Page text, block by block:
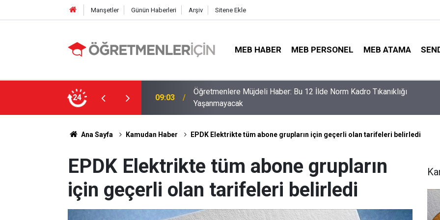
Manşetler Günün Haberleri Arşiv Sitene Ekle
MEB HABER MEB PERSONEL MEB ATAMA
24
İlde Norm Kadro Tıkanıklığı
19:02
Öğretmenler İçin Son Saatler! MEB E-Sınav Görev Başvurularında Süre
Doluyor
Ana Sayfa Kamudan Haber EPDK Elektrikte tüm abone grupların için geçerli olan tarifeleri belirledi
EPDK Elektrikte tüm abone grupların
için geçerli olan tarifeleri belirledi